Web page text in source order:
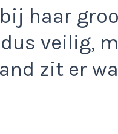
haar
veilig,
zit er